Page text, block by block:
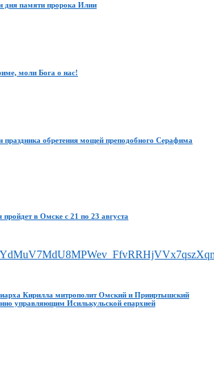
дня памяти пророка Илии
моли Бога о нас!
праздника обретения мощей преподобного Серафима
пройдет в Омске с 21 по 23 августа
Кирилла митрополит Омский и Прииртышский
управляющим Исилькульской епархией